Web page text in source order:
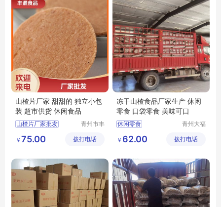
山楂片厂家 甜甜的 独立小包
装 超市供货 休闲食品
山楂片厂家批发
山楂片批发
青州市丰
￥ 75.00 拨打电话
冻干山楂食品厂家生产 休闲
零食 口袋零食 美味可口
休闲零食
隆清良品山楂食品批发
冻干山楂食品厂家供应
青州大福
展有限公
￥ 62.00 拨打电话